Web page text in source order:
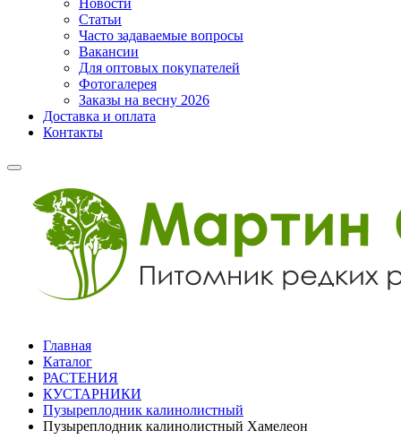
Новости
Статьи
Часто задаваемые вопросы
Вакансии
Для оптовых покупателей
Фотогалерея
Заказы на весну 2026
Доставка и оплата
Контакты
Главная
Каталог
РАСТЕНИЯ
КУСТАРНИКИ
Пузыреплодник калинолистный
Пузыреплодник калинолистный Хамелеон